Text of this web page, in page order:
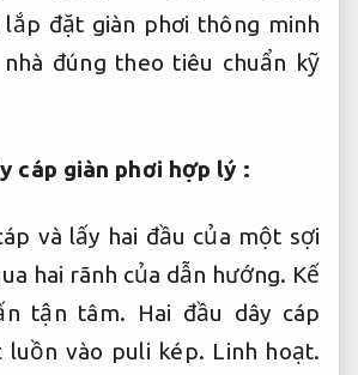
cáp giàn phơi hợp lý :
và lấy hai đầu của một sợi
hai rãnh của dẫn hướng. Kế
tận tâm. Hai đầu dây cáp
luồn vào puli kép. Linh hoạt.